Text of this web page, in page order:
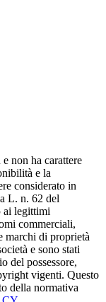
non ha carattere
e la
considerato in
L. n. 62 del
ai legittimi
commerciali,
marchi di proprietà
e sono stati
del possessore,
vigenti. Questo
della normativa